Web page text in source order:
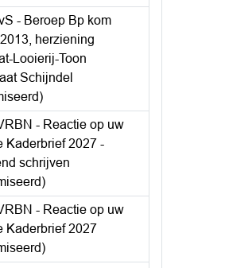
- Beroep Bp kom
herziening
Looierij-Toon
Schijndel
- Reactie op uw
Kaderbrief 2027 -
schrijven
- Reactie op uw
Kaderbrief 2027